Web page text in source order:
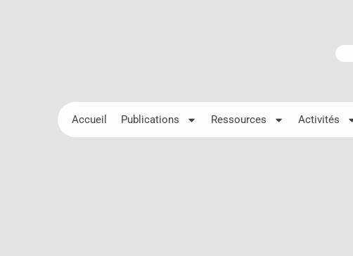
Accueil Publications Ressources Activités